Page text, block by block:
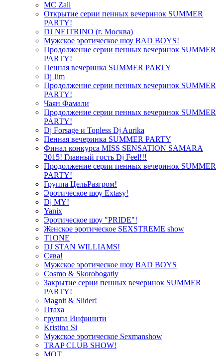
MC Zali
Открытие серии пенных вечеринок SUMMER
PARTY!
DJ NEJTRINO (г. Москва)
Мужское эротическое шоу BAD BOYS!
Продолжение серии пенных вечеринок SUMMER
PARTY!
Пенная вечеринка SUMMER PARTY
Dj Jim
Продолжение серии пенных вечеринок SUMMER
PARTY!
Чаян Фамали
Продолжение серии пенных вечеринок SUMMER
PARTY!
Dj Forsage и Topless Dj Aurika
Пенная вечеринка SUMMER PARTY
Финал конкурса MISS SENSATION SAMARA
2015! Главный гость Dj Feel!!!
Продолжение серии пенных вечеринок SUMMER
PARTY!
Группа ЦельРазгром!
Эротическое шоу Extasy!
Dj MY!
Yanix
Эротическое шоу "PRIDE"!
Женское эротическое SEXSTREME show
T1ONE
DJ STAN WILLIAMS!
Сява!
Мужское эротическое шоу BAD BOYS
Cosmo & Skorobogatiy
Закрытие серии пенных вечеринок SUMMER
PARTY!
Magnit & Slider!
Птаха
группа Инфинити
Kristina Si
Мужское эротическое Sexmanshow
TRAP CLUB SHOW!
МОТ